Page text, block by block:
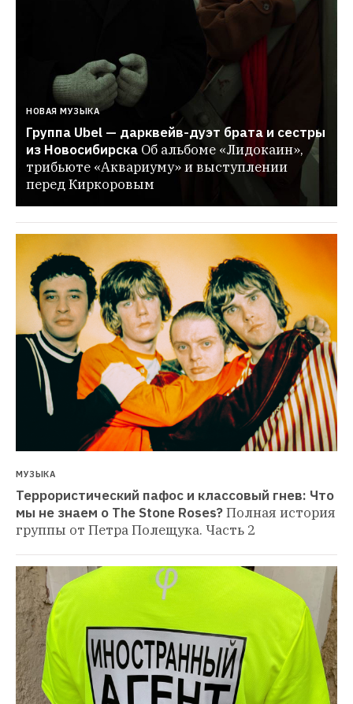
НОВАЯ МУЗЫКА
Группа Ubel — дарквейв-дуэт брата и сестры
из Новосибирска Об альбоме «Лидокаин»,
трибьюте «Аквариуму» и выступлении
перед Киркоровым
МУЗЫКА
Террористический пафос и классовый гнев: Что
мы не знаем о The Stone Roses?Полная история
группы от Петра Полещука. Часть 2